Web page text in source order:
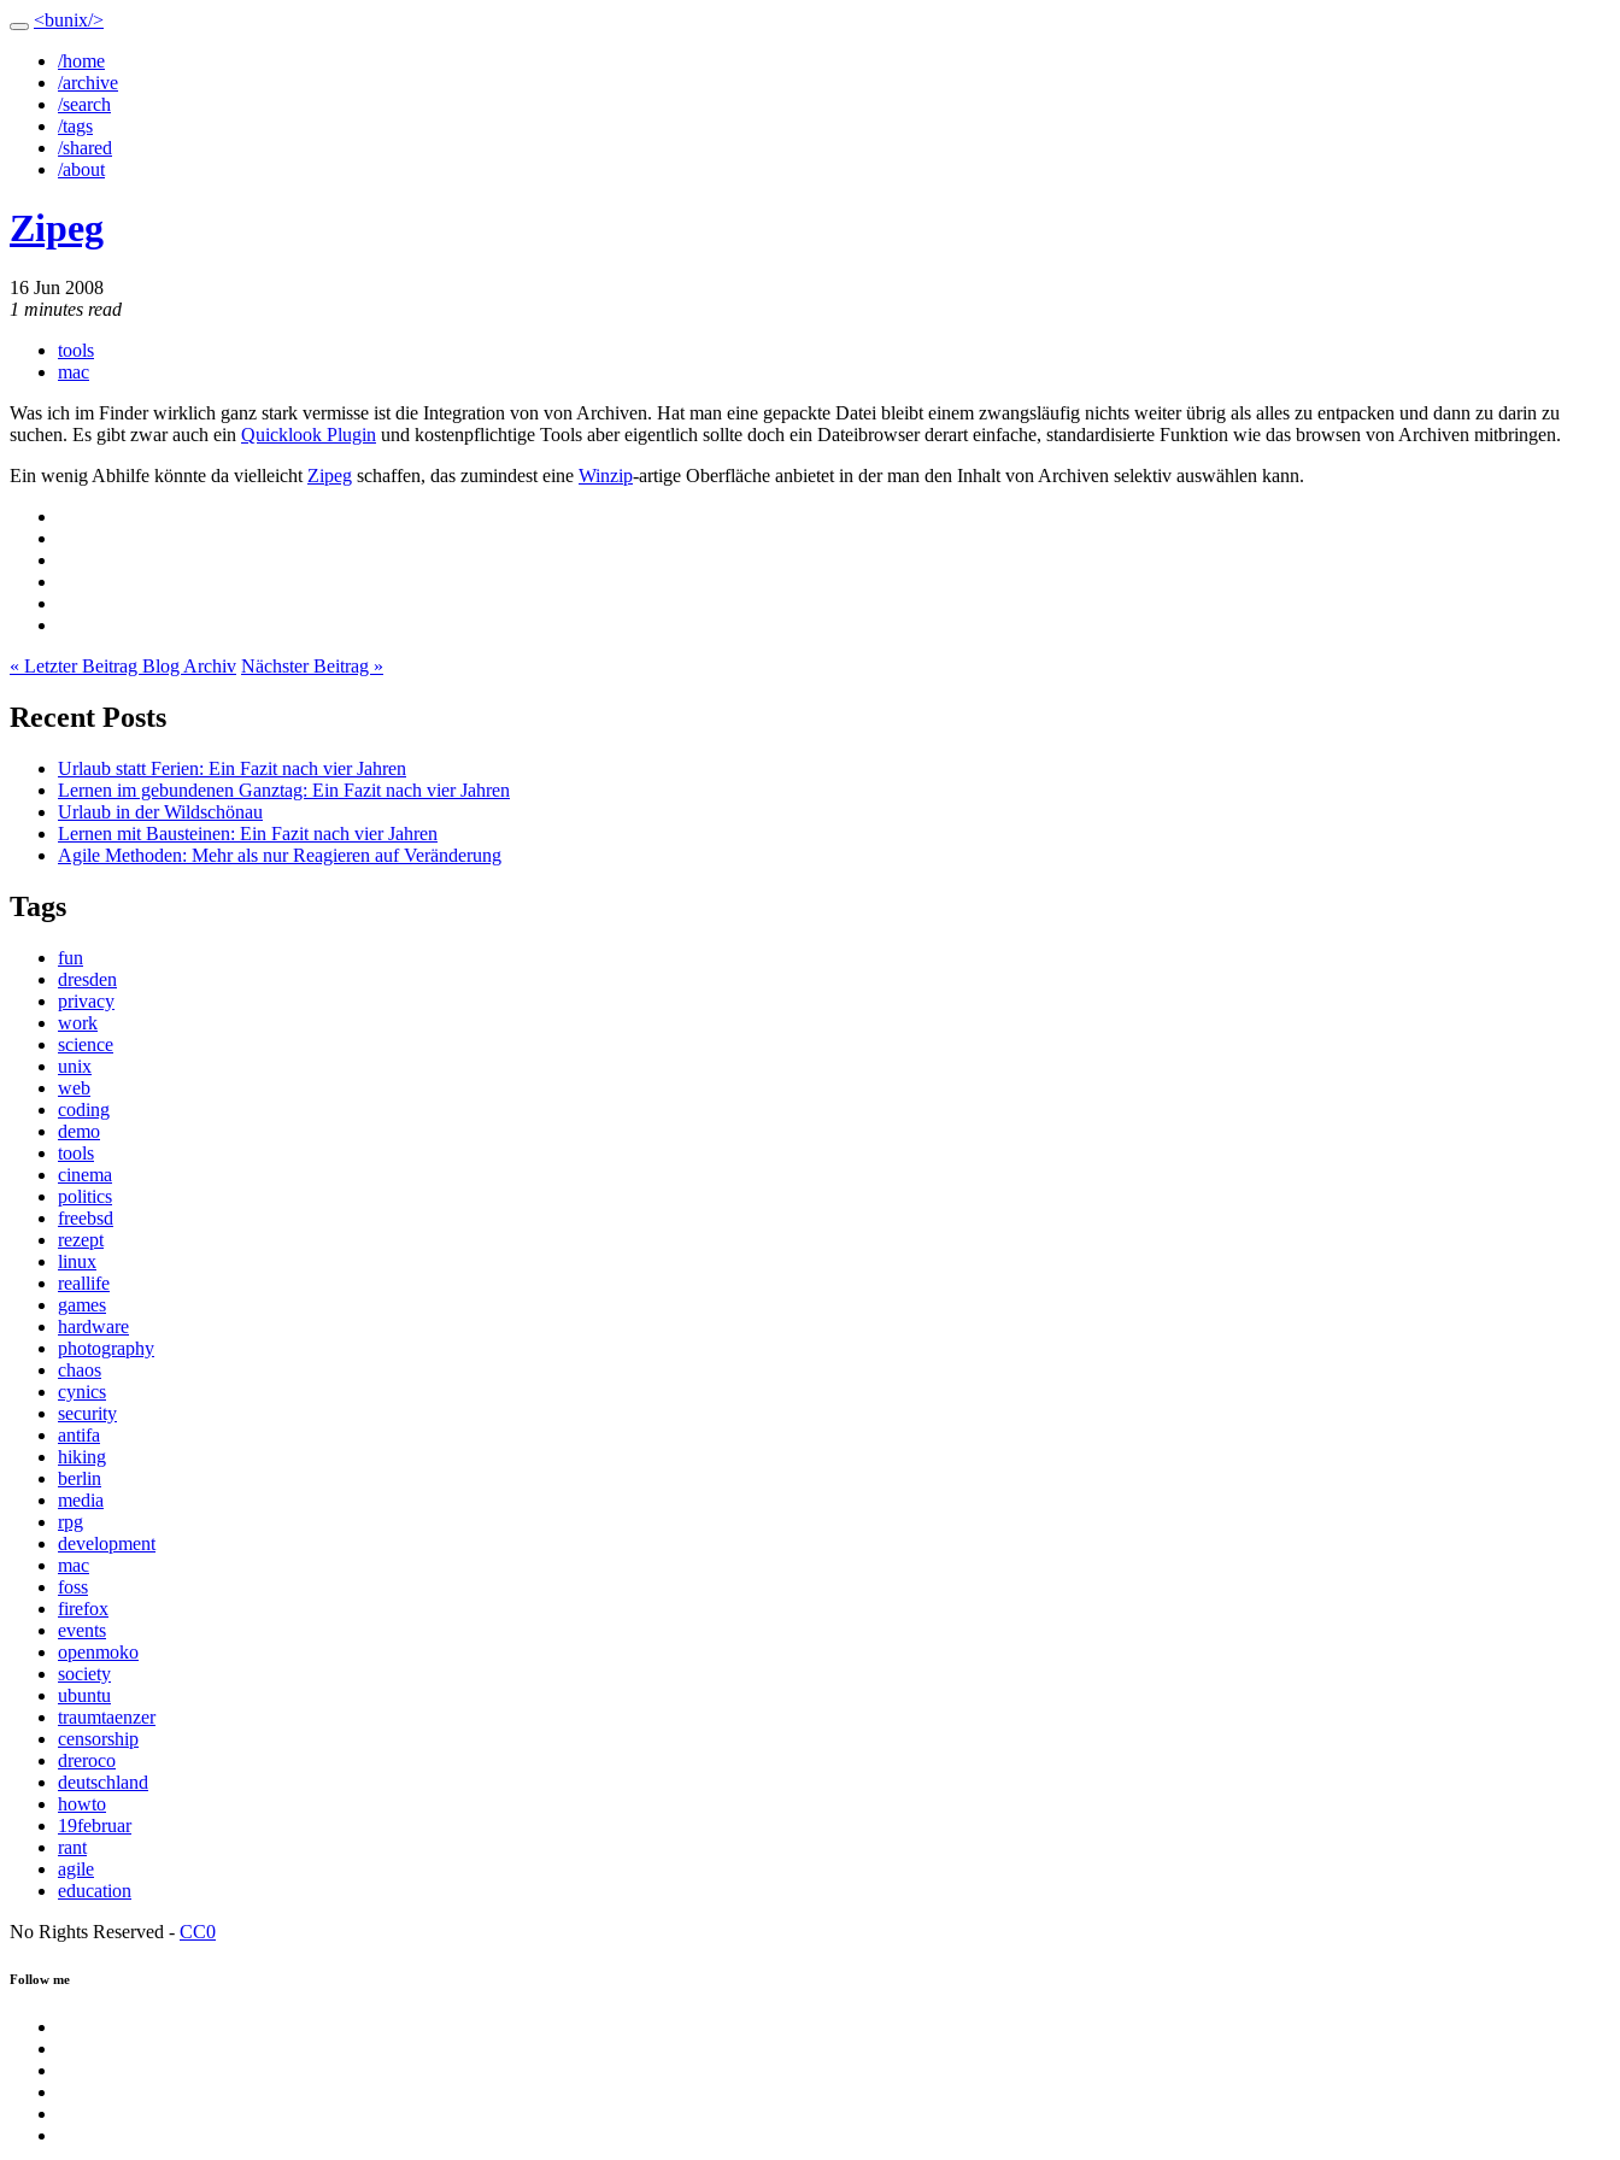
<bunix/>
/home
/archive
/search
/tags
/shared
/about
Zipeg
16 Jun 2008
1 minutes read
tools
mac
Was ich im Finder wirklich ganz stark vermisse ist die Integration von von Archiven. Hat man eine gepackte Datei bleibt einem zwangsläufig nichts weiter übrig als alles zu entpacken und dann zu darin zu
suchen. Es gibt zwar auch ein Quicklook Plugin und kostenpflichtige Tools aber eigentlich sollte doch ein Dateibrowser derart einfache, standardisierte Funktion wie das browsen von Archiven mitbringen.
Ein wenig Abhilfe könnte da vielleicht Zipeg schaffen, das zumindest eine Winzip-artige Oberfläche anbietet in der man den Inhalt von Archiven selektiv auswählen kann.
« Letzter Beitrag Blog Archiv Nächster Beitrag »
Recent Posts
Urlaub statt Ferien: Ein Fazit nach vier Jahren
Lernen im gebundenen Ganztag: Ein Fazit nach vier Jahren
Urlaub in der Wildschönau
Lernen mit Bausteinen: Ein Fazit nach vier Jahren
Agile Methoden: Mehr als nur Reagieren auf Veränderung
Tags
fun
dresden
privacy
work
science
unix
web
coding
demo
tools
cinema
politics
freebsd
rezept
linux
reallife
games
hardware
photography
chaos
cynics
security
antifa
hiking
berlin
media
rpg
development
mac
foss
firefox
events
openmoko
society
ubuntu
traumtaenzer
censorship
dreroco
deutschland
howto
19februar
rant
agile
education
No Rights Reserved - CC0
Follow me